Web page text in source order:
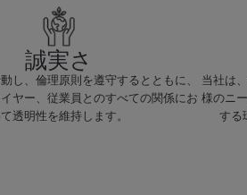
誠実さ
し、倫理原則を遵守するとともに、
ヤー、従業員とのすべての関係にお
透明性を維持します。
当社は
様のニ
する